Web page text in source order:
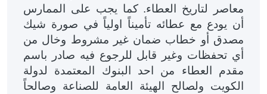
معاصر لتاريخ العطاء. كما يجب على الممارس
أن يودع مع عطائه تأميناً اولياً في صورة شيك
مصدق أو خطاب ضمان غير مشروط وخال من
أي تحفظات وغير قابل للرجوع فيه صادر باسم
مقدم العطاء من احد البنوك المعتمدة لدولة
الكويت ولصالح الهيئة العامة للصناعة وصالحاً